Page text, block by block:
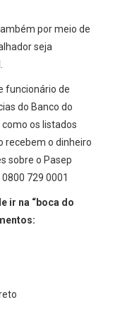
por meio de
seja
funcionário de
do Banco do
os listados
recebem o dinheiro
sobre o Pasep
729 0001
ir na “boca do